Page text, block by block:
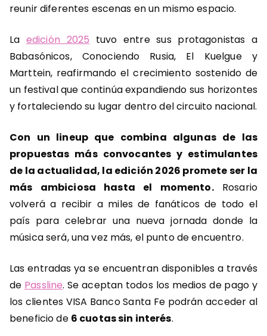
reunir diferentes escenas en un mismo espacio.
La edición 2025 tuvo entre sus protagonistas a
Babasónicos, Conociendo Rusia, El Kuelgue y
Marttein, reafirmando el crecimiento sostenido de
un festival que continúa expandiendo sus horizontes
y fortaleciendo su lugar dentro del circuito nacional.
Con un lineup que combina algunas de las
propuestas más convocantes y estimulantes
de la actualidad, la edición 2026 promete ser la
más ambiciosa hasta el momento.Rosario
volverá a recibir a miles de fanáticos de todo el
país para celebrar una nueva jornada donde la
música será, una vez más, el punto de encuentro.
Las entradas ya se encuentran disponibles a través
de Passline. Se aceptan todos los medios de pago y
los clientes VISA Banco Santa Fe podrán acceder al
beneficio de 6 cuotas sin interés.